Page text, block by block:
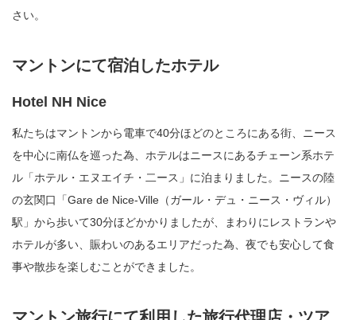
さい。
マントンにて宿泊したホテル
Hotel NH Nice
私たちはマントンから電車で40分ほどのところにある街、ニース
を中心に南仏を巡った為、ホテルはニースにあるチェーン系ホテ
ル「ホテル・エヌエイチ・二ース」に泊まりました。ニースの陸
の玄関口「Gare de Nice-Ville（ガール・デュ・ニース・ヴィル）
駅」から歩いて30分ほどかかりましたが、まわりにレストランや
ホテルが多い、賑わいのあるエリアだった為、夜でも安心して食
事や散歩を楽しむことができました。